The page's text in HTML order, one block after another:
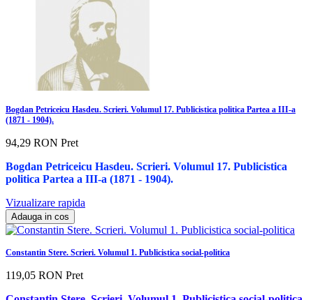
Bogdan Petriceicu Hasdeu. Scrieri. Volumul 17. Publicistica politica Partea a III-a
(1871 - 1904).
94,29 RON Pret
Bogdan Petriceicu Hasdeu. Scrieri. Volumul 17. Publicistica
politica Partea a III-a (1871 - 1904).
Vizualizare rapida
Adauga in cos
Constantin Stere. Scrieri. Volumul 1. Publicistica social-politica
119,05 RON Pret